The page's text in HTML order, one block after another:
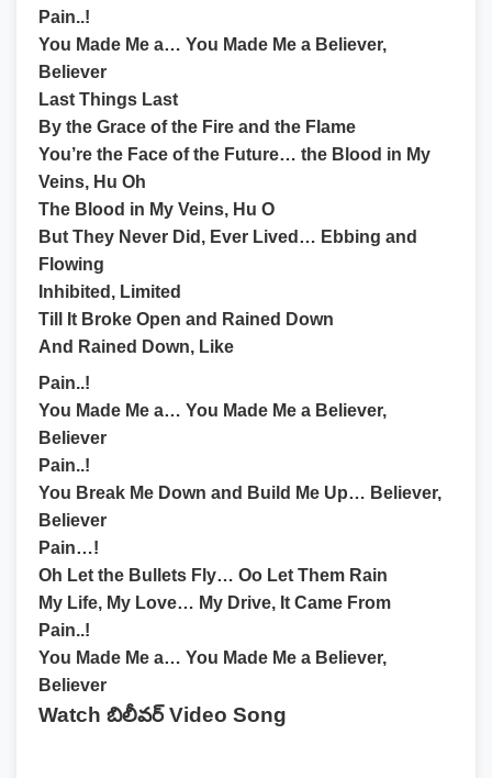
Pain..!
You Made Me a… You Made Me a Believer,
Believer
Last Things Last
By the Grace of the Fire and the Flame
You’re the Face of the Future… the Blood in My
Veins, Hu Oh
The Blood in My Veins, Hu O
But They Never Did, Ever Lived… Ebbing and
Flowing
Inhibited, Limited
Till It Broke Open and Rained Down
And Rained Down, Like
Pain..!
You Made Me a… You Made Me a Believer,
Believer
Pain..!
You Break Me Down and Build Me Up… Believer,
Believer
Pain…!
Oh Let the Bullets Fly… Oo Let Them Rain
My Life, My Love… My Drive, It Came From
Pain..!
You Made Me a… You Made Me a Believer,
Believer
Watch బిలీవర్ Video Song